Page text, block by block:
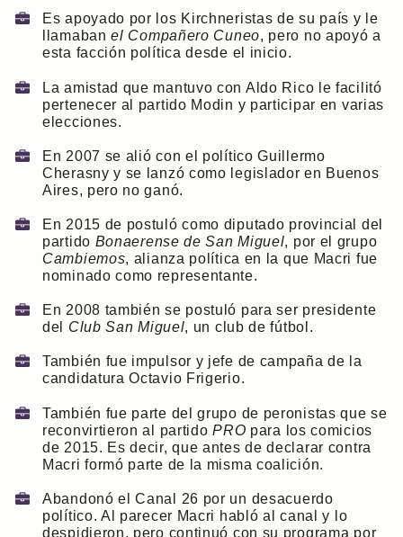
Es apoyado por los Kirchneristas de su país y le
llamabanel Compañero Cuneo, pero no apoyó a
esta facción política desde el inicio.
La amistad que mantuvo con Aldo Rico le facilitó
pertenecer al partido Modin y participar en varias
elecciones.
En 2007 se alió con el político Guillermo
Cherasny y se lanzó como legislador en Buenos
Aires, pero no ganó.
En 2015 de postuló como diputado provincial del
partido Bonaerense de San Miguel, por el grupo
Cambiemos, alianza política en la que Macri fue
nominado como representante.
En 2008 también se postuló para ser presidente
del Club San Miguel, un club de fútbol.
También fue impulsor y jefe de campaña de la
candidatura Octavio Frigerio.
También fue parte del grupo de peronistas que se
reconvirtieron al partidoPRO para los comicios
de 2015. Es decir, que antes de declarar contra
Macri formó parte de la misma coalición.
Abandonó el Canal 26 por un desacuerdo
político. Al parecer Macri habló al canal y lo
despidieron, pero continuó con su programa por